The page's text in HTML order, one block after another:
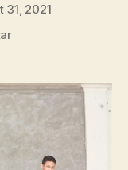
31, 2021
pada
PERPISAHAN